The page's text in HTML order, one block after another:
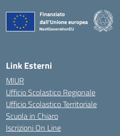
Link Esterni
MIUR
Ufficio Scolastico Regionale
Ufficio Scolastico Territoriale
Scuola in Chiaro
Iscrizioni On Line